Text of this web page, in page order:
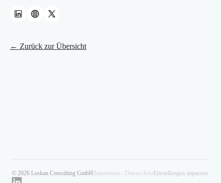
← Zurück zur Übersicht
© 2026 Loskan Consulting GmbH Impressum / Datenschutz Einstellungen anpassen